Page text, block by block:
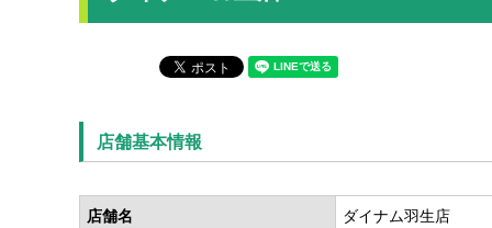
店舗基本情報
店舗名 ダイナム羽生店